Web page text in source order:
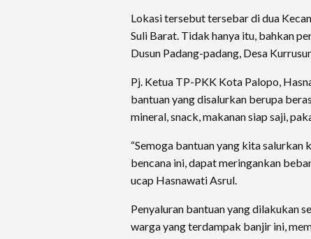
Lokasi tersebut tersebar di dua
Suli Barat. Tidak hanya itu, bahkan
Dusun Padang-padang, Desa
Pj. Ketua TP-PKK Kota Palopo,
bantuan yang disalurkan berupa
mineral, snack, makanan siap saji,
“Semoga bantuan yang kita
bencana ini, dapat meringankan
ucap Hasnawati Asrul.
Penyaluran bantuan yang dilakukan
warga yang terdampak banjir ini,